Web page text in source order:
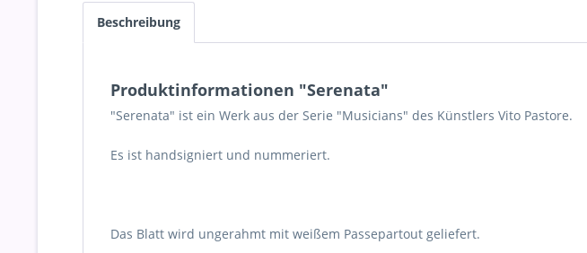
Beschreibung
Produktinformationen "Serenata"
"Serenata" ist ein Werk aus der Serie "Musicians" des Künstlers Vito Pastore.
Es ist handsigniert und nummeriert.
Das Blatt wird ungerahmt mit weißem Passepartout geliefert.